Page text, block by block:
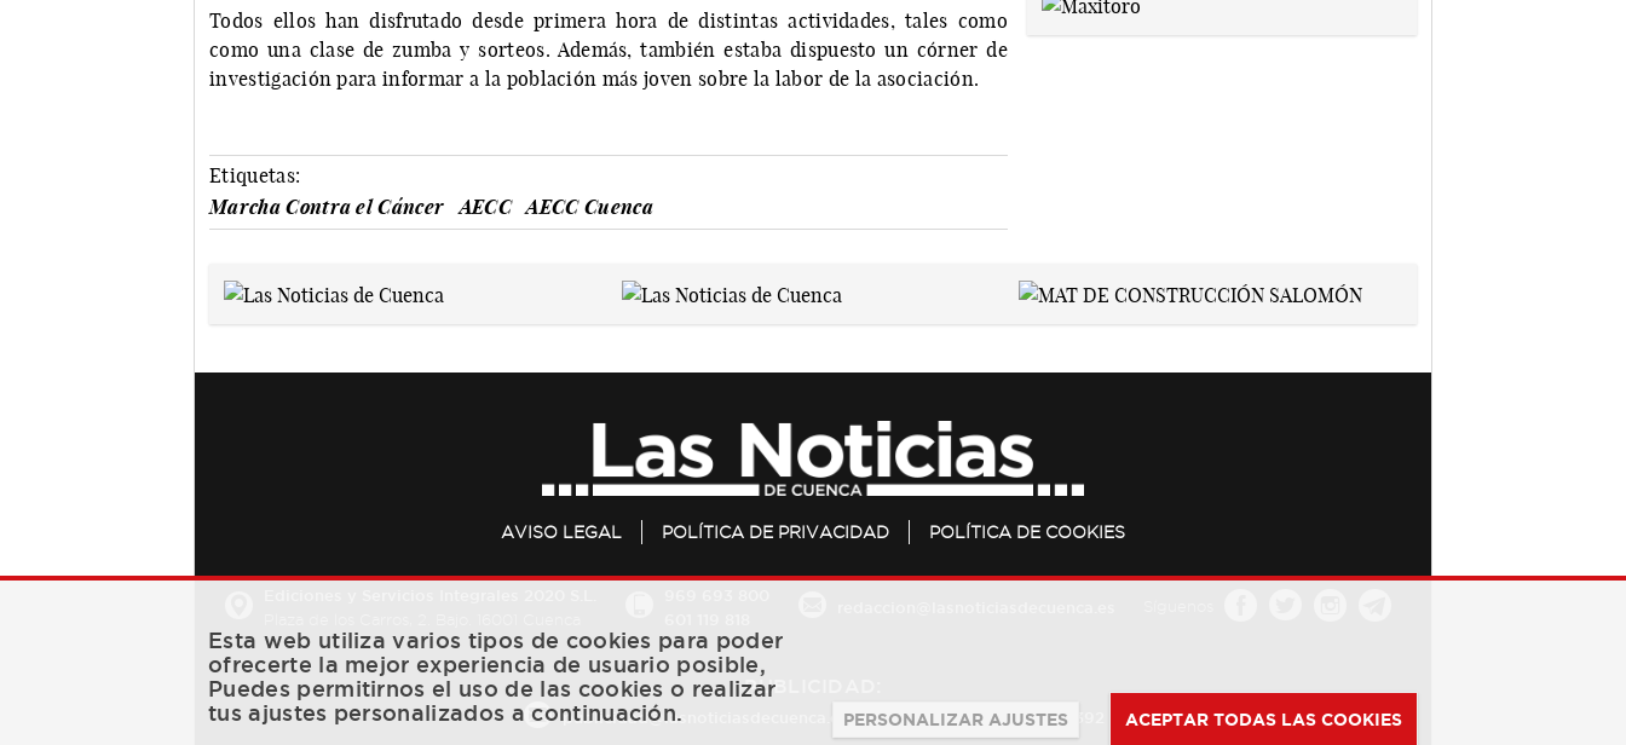
Todos ellos han disfrutado desde primera hora de distintas actividades, tales como
como una clase de zumba y sorteos. Además, también estaba dispuesto un córner de
investigación para informar a la población más joven sobre la labor de la asociación.
Etiquetas:
Marcha Contra el Cáncer
AECC AECC Cuenca
AVISO LEGAL POLÍTICA DE PRIVACIDAD POLÍTICA DE COOKIES
PUBLICIDAD:
publicidad@lasnoticiasdecuenca.es 684 126 573 / 670 726 392
Esta web utiliza varios tipos de cookies para poder
ofrecerte la mejor experiencia de usuario posible,
Puedes permitirnos el uso de las cookies o realizar
tus ajustes personalizados a continuación.
PERSONALIZAR AJUSTES ACEPTAR TODAS LAS COOKIES